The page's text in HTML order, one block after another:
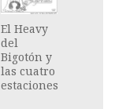
El Heavy
del
Bigotón y
las cuatro
estaciones